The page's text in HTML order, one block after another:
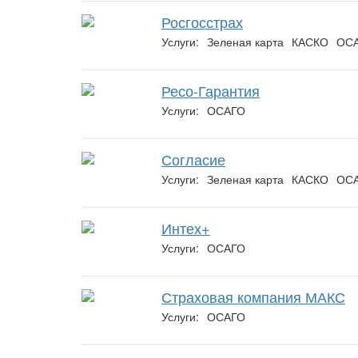
Росгосстрах
Услуги: Зеленая карта КАСКО
Ресо-Гарантия
Услуги: ОСАГО
Согласие
Услуги: Зеленая карта КАСКО
Интех+
Услуги: ОСАГО
Страховая компания МАКС
Услуги: ОСАГО